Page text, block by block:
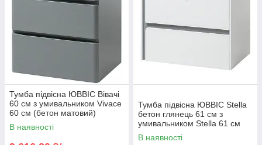
Тумба підвісна ЮВВІС Вівачі
60 см з умивальником Vivace
60 см (бетон матовий)
В наявності
Тумба підвісна ЮВВІС Stella
бетон глянець 61 см з
умивальником Stella 61 см
В наявності